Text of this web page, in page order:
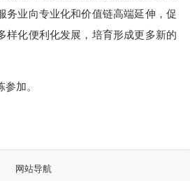
务业向专业化和价值链高端延伸，促
样化便利化发展，培育形成更多新的
加。
网站导航